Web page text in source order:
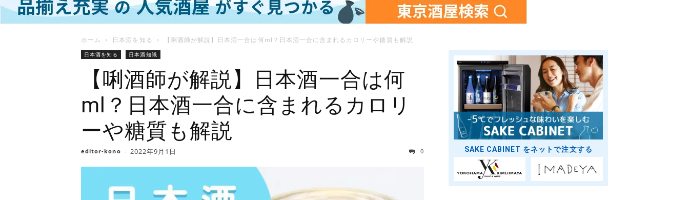
ホーム 日本酒を知る 【唎酒師が解説】日本酒一合は何ml？日本酒一合に含まれるカロリーや糖質も解説
日本酒を知る 日本酒知識
【唎酒師が解説】日本酒一合は何
ml？日本酒一合に含まれるカロリ
ーや糖質も解説
editor-kono - 2022年9月1日 0 SAKE CABINET をネットで注文する